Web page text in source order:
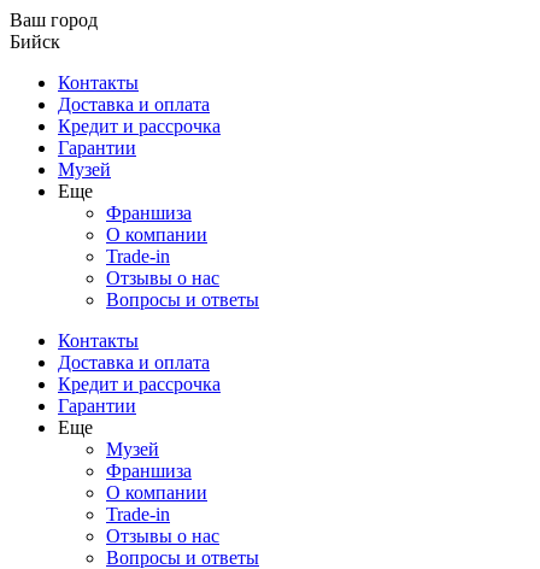
Ваш город
Бийск
Контакты
Доставка и оплата
Кредит и рассрочка
Гарантии
Музей
Еще
Франшиза
О компании
Trade-in
Отзывы о нас
Вопросы и ответы
Контакты
Доставка и оплата
Кредит и рассрочка
Гарантии
Еще
Музей
Франшиза
О компании
Trade-in
Отзывы о нас
Вопросы и ответы